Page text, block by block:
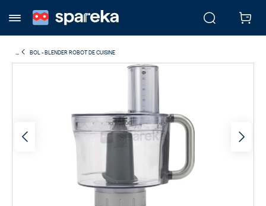
BOL - BLENDER ROBOT DE CUISINE